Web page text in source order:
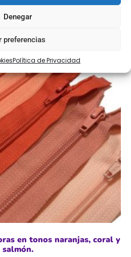
Denegar
preferencias
Política de Privacidad
en tonos naranjas, coral y
salmón.